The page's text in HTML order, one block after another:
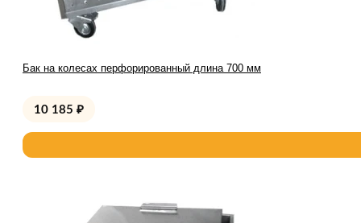
Бак на колесах перфорированный длина 700 мм
10 185 ₽